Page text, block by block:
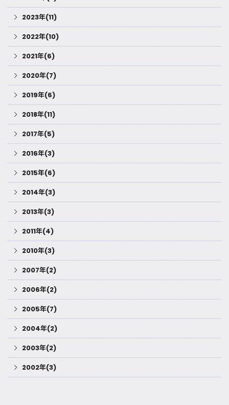
2023年(11)
2022年(10)
2021年(6)
2020年(7)
2019年(6)
2018年(11)
2017年(5)
2016年(3)
2015年(6)
2014年(3)
2013年(3)
2011年(4)
2010年(3)
2007年(2)
2006年(2)
2005年(7)
2004年(2)
2003年(2)
2002年(3)